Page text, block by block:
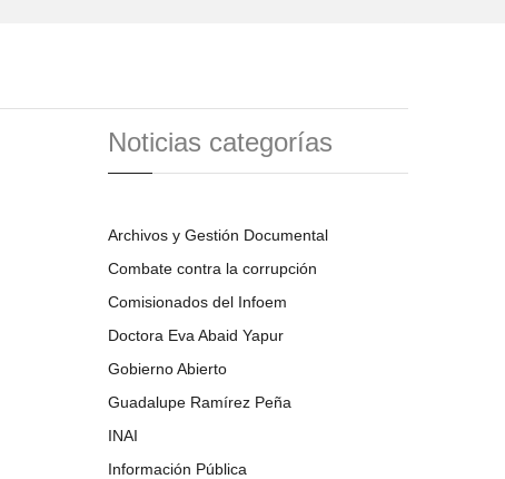
Noticias categorías
Archivos y Gestión Documental
Combate contra la corrupción
Comisionados del Infoem
Doctora Eva Abaid Yapur
Gobierno Abierto
Guadalupe Ramírez Peña
INAI
Información Pública